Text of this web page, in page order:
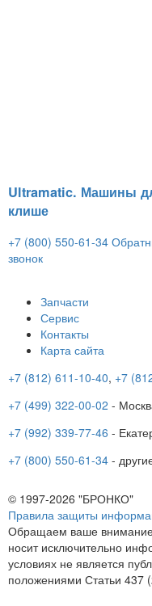
Ultramatic. Машины
клише
+7 (800) 550-61-34
звонок
Запчасти
Сервис
Контакты
Карта сайта
+7 (812) 611-10-40, +7
+7 (499) 322-00-02 -
+7 (992) 339-77-46 -
+7 (800) 550-61-34 -
© 1997-2026 "БРОНКО"
Правила защиты
Обращаем ваше внимание
носит исключительно
условиях не является
положениями Статьи 437